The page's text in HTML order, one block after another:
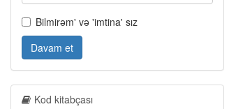
Bilmirəm' və 'imtina' sız
Davam et
Kod kitabçası